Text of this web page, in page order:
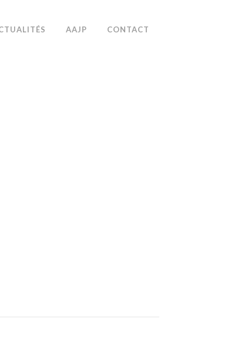
AAJP CONTACT